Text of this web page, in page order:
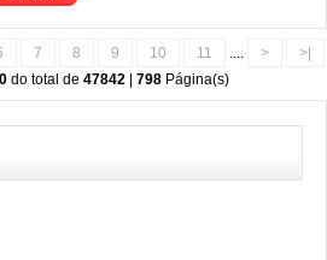
7 8 9 10 11 .... >
>|
do total de 47842 798 Página(s)